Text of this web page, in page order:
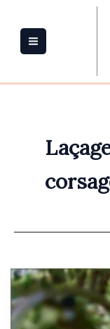
contenu